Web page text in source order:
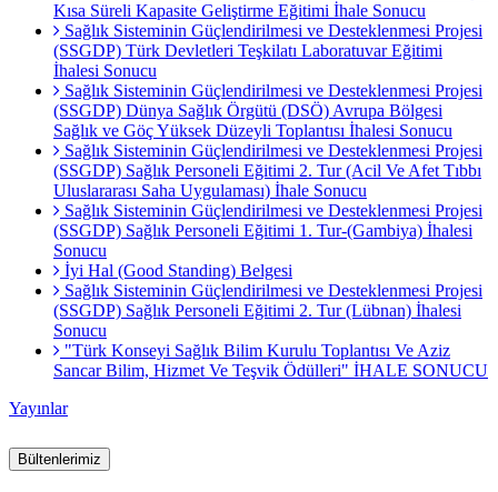
Kısa Süreli Kapasite Geliştirme Eğitimi İhale Sonucu
Sağlık Sisteminin Güçlendirilmesi ve Desteklenmesi Projesi
(SSGDP) Türk Devletleri Teşkilatı Laboratuvar Eğitimi
İhalesi Sonucu
Sağlık Sisteminin Güçlendirilmesi ve Desteklenmesi Projesi
(SSGDP) Dünya Sağlık Örgütü (DSÖ) Avrupa Bölgesi
Sağlık ve Göç Yüksek Düzeyli Toplantısı İhalesi Sonucu
Sağlık Sisteminin Güçlendirilmesi ve Desteklenmesi Projesi
(SSGDP) Sağlık Personeli Eğitimi 2. Tur (Acil Ve Afet Tıbbı
Uluslararası Saha Uygulaması) İhale Sonucu
Sağlık Sisteminin Güçlendirilmesi ve Desteklenmesi Projesi
(SSGDP) Sağlık Personeli Eğitimi 1. Tur-(Gambiya) İhalesi
Sonucu
İyi Hal (Good Standing) Belgesi
Sağlık Sisteminin Güçlendirilmesi ve Desteklenmesi Projesi
(SSGDP) Sağlık Personeli Eğitimi 2. Tur (Lübnan) İhalesi
Sonucu
"Türk Konseyi Sağlık Bilim Kurulu Toplantısı Ve Aziz
Sancar Bilim, Hizmet Ve Teşvik Ödülleri" İHALE SONUCU
Yayınlar
Bültenlerimiz